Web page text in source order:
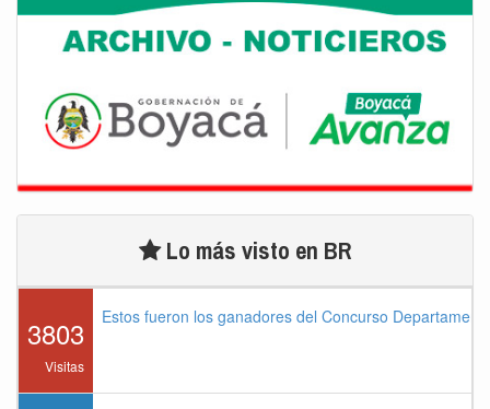
Lo más visto en BR
3803
Visitas
Estos fueron los ganadores del Concurso